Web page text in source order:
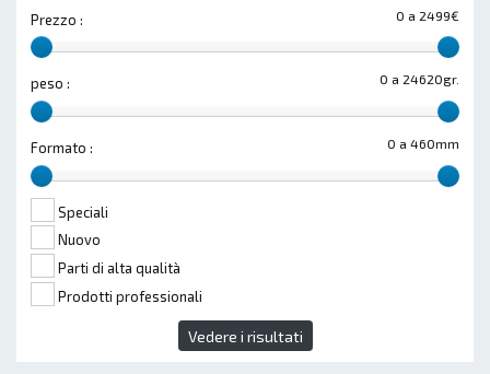
0 a 2499€
Prezzo :
0 a 24620gr.
peso :
0 a 460mm
Formato :
Speciali
Nuovo
Parti di alta qualità
Prodotti professionali
Vedere i risultati